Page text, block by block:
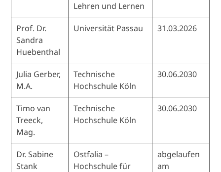
Lehren und Lernen
Prof. Dr.
Sandra
Huebenthal
Universität Passau 31.03.2026
Julia Gerber,
M.A.
Technische
Hochschule Köln
30.06.2030
Timo van
Treeck,
Mag.
Technische
Hochschule Köln
30.06.2030
Dr. Sabine
Stank
Ostfalia –
Hochschule für
abgelaufen
am